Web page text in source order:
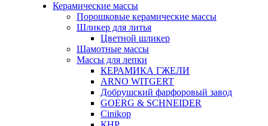
Керамические массы
Порошковые керамические массы
Шликер для литья
Цветной шликер
Шамотные массы
Массы для лепки
КЕРАМИКА ГЖЕЛИ
ARNO WITGERT
Добрушский фарфоровый завод
GOERG & SCHNEIDER
Cinikop